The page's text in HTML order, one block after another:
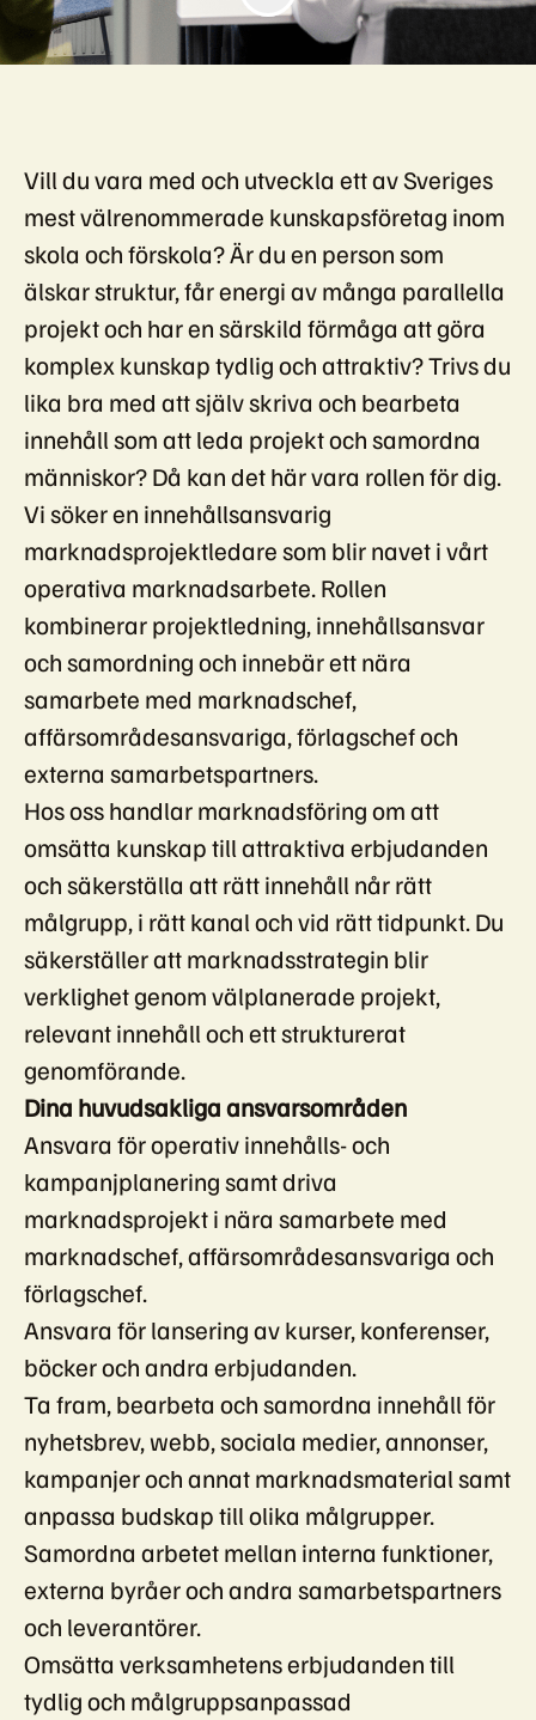
Vill du vara med och utveckla ett av Sveriges
mest välrenommerade kunskapsföretag inom
skola och förskola? Är du en person som
älskar struktur, får energi av många parallella
projekt och har en särskild förmåga att göra
komplex kunskap tydlig och attraktiv? Trivs du
lika bra med att själv skriva och bearbeta
innehåll som att leda projekt och samordna
människor? Då kan det här vara rollen för dig.
Vi söker en innehållsansvarig
marknadsprojektledare som blir navet i vårt
operativa marknadsarbete. Rollen
kombinerar projektledning, innehållsansvar
och samordning och innebär ett nära
samarbete med marknadschef,
affärsområdesansvariga, förlagschef och
externa samarbetspartners.
Hos oss handlar marknadsföring om att
omsätta kunskap till attraktiva erbjudanden
och säkerställa att rätt innehåll når rätt
målgrupp, i rätt kanal och vid rätt tidpunkt. Du
säkerställer att marknadsstrategin blir
verklighet genom välplanerade projekt,
relevant innehåll och ett strukturerat
genomförande.
Dina huvudsakliga ansvarsområden
Ansvara för operativ innehålls- och
kampanjplanering samt driva
marknadsprojekt i nära samarbete med
marknadschef, affärsområdesansvariga och
förlagschef.
Ansvara för lansering av kurser, konferenser,
böcker och andra erbjudanden.
Ta fram, bearbeta och samordna innehåll för
nyhetsbrev, webb, sociala medier, annonser,
kampanjer och annat marknadsmaterial samt
anpassa budskap till olika målgrupper.
Samordna arbetet mellan interna funktioner,
externa byråer och andra samarbetspartners
och leverantörer.
Omsätta verksamhetens erbjudanden till
tydlig och målgruppsanpassad